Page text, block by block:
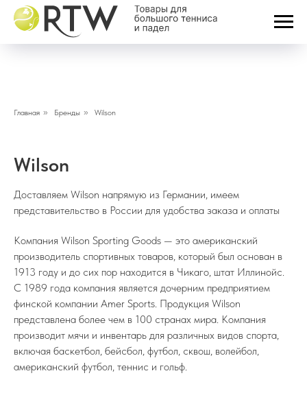
Главная » Бренды » Wilson
Wilson
Доставляем Wilson напрямую из Германии, имеем
представительство в России для удобства заказа и оплаты
Компания Wilson Sporting Goods — это американский
производитель спортивных товаров, который был основан в
1913 году и до сих пор находится в Чикаго, штат Иллинойс.
С 1989 года компания является дочерним предприятием
финской компании Amer Sports. Продукция Wilson
представлена более чем в 100 странах мира. Компания
производит мячи и инвентарь для различных видов спорта,
включая баскетбол, бейсбол, футбол, сквош, волейбол,
американский футбол, теннис и гольф.